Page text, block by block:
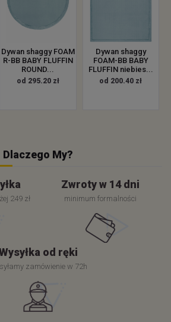
Dywan shaggy FOAM
R-BB BABY FLUFFIN
ROUND...
od 295.20 zł
Dywan shaggy
FOAM-BB BABY
FLUFFIN niebies...
od 200.40 zł
Dlaczego My?
249 zł
Zwroty w 14 dni
minimum formalności
od ręki
zamówienie w 72h